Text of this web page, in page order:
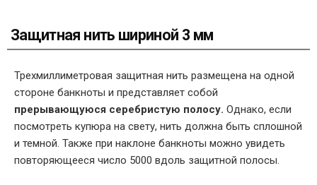
Защитная нить шириной 3 мм
Трехмиллиметровая защитная нить размещена на одной
стороне банкноты и представляет собой
прерывающуюся серебристую полосу. Однако, если
посмотреть купюра на свету, нить должна быть сплошной
и темной. Также при наклоне банкноты можно увидеть
повторяющееся число 5000 вдоль защитной полосы.